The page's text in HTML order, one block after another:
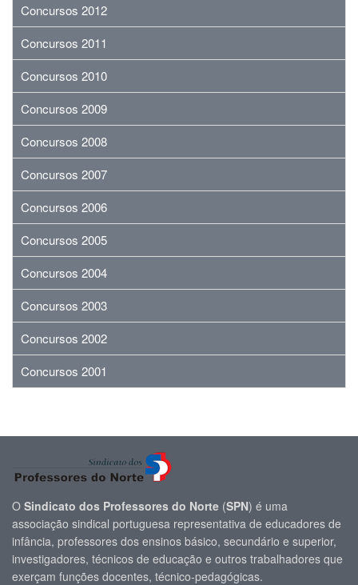
Concursos 2012
Concursos 2011
Concursos 2010
Concursos 2009
Concursos 2008
Concursos 2007
Concursos 2006
Concursos 2005
Concursos 2004
Concursos 2003
Concursos 2002
Concursos 2001
O Sindicato dos Professores do Norte (SPN) é uma
associação sindical portuguesa representativa de educadores de
infância, professores dos ensinos básico, secundário e superior,
investigadores, técnicos de educação e outros trabalhadores que
exerçam funções docentes, técnico-pedagógicas.